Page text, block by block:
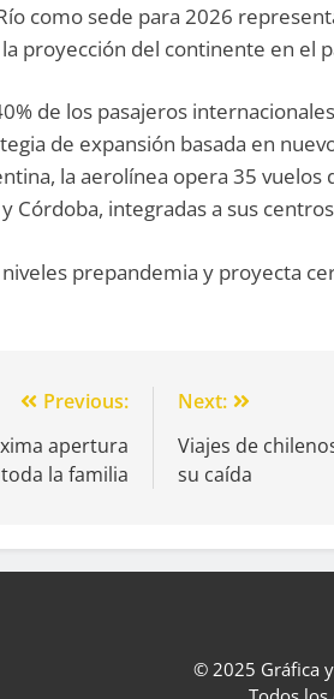
como sede para 2026
proyección del continente en el
de los pasajeros
de expansión basada en
la aerolínea opera 35 vuelos
Córdoba, integradas a sus
prepandemia y proyecta
Previous:
apertura
la familia
Next:
Viajes de
su caída
© 2025 Gráfica y